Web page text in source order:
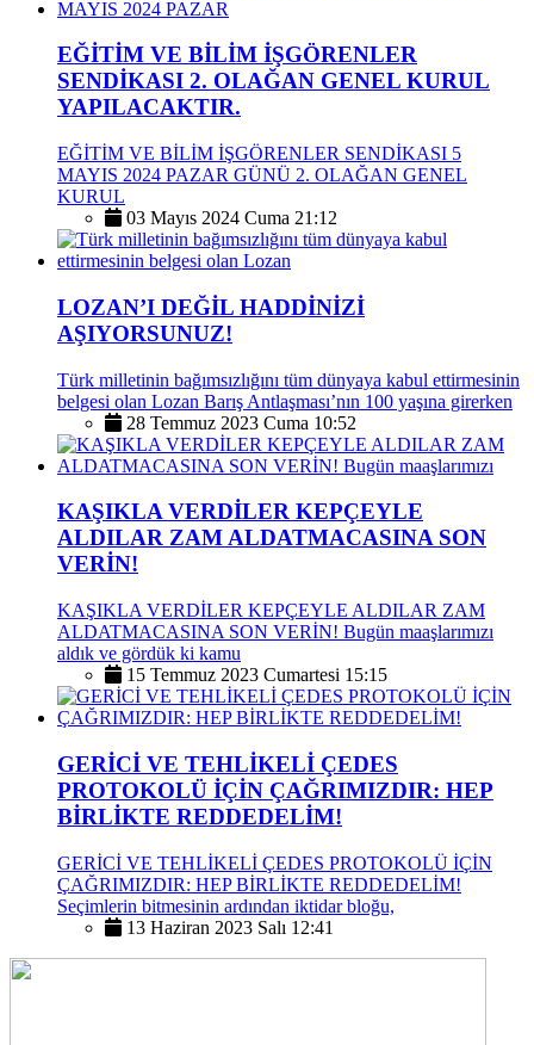
EĞİTİM VE BİLİM İŞGÖRENLER
SENDİKASI 2. OLAĞAN GENEL KURUL
YAPILACAKTIR.
EĞİTİM VE BİLİM İŞGÖRENLER SENDİKASI 5
MAYIS 2024 PAZAR GÜNÜ 2. OLAĞAN GENEL
KURUL
03 Mayıs 2024 Cuma 21:12
LOZAN’I DEĞİL HADDİNİZİ
AŞIYORSUNUZ!
Türk milletinin bağımsızlığını tüm dünyaya kabul ettirmesinin
belgesi olan Lozan Barış Antlaşması’nın 100 yaşına girerken
28 Temmuz 2023 Cuma 10:52
KAŞIKLA VERDİLER KEPÇEYLE
ALDILAR ZAM ALDATMACASINA SON
VERİN!
KAŞIKLA VERDİLER KEPÇEYLE ALDILAR ZAM
ALDATMACASINA SON VERİN! Bugün maaşlarımızı
aldık ve gördük ki kamu
15 Temmuz 2023 Cumartesi 15:15
GERİCİ VE TEHLİKELİ ÇEDES
PROTOKOLÜ İÇİN ÇAĞRIMIZDIR: HEP
BİRLİKTE REDDEDELİM!
GERİCİ VE TEHLİKELİ ÇEDES PROTOKOLÜ İÇİN
ÇAĞRIMIZDIR: HEP BİRLİKTE REDDEDELİM!
Seçimlerin bitmesinin ardından iktidar bloğu,
13 Haziran 2023 Salı 12:41